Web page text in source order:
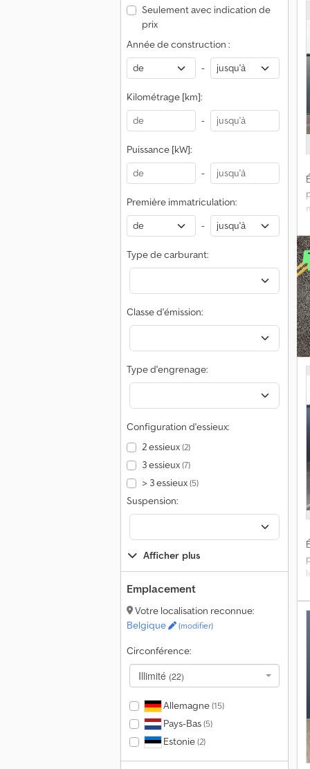
Seulement avec indication de
prix
Année de construction :
-
Kilométrage [km]:
-
Puissance [kW]:
-
Première immatriculation:
-
Type de carburant:
Classe d'émission:
Type d'engrenage:
Configuration d'essieux:
2 essieux(2)
3 essieux(7)
> 3 essieux(5)
Suspension:
Afficher plus
Emplacement
Votre localisation reconnue:
Belgique
(modifier)
Circonférence:
Illimité (22)
Allemagne(15)
Pays-Bas(5)
Estonie(2)